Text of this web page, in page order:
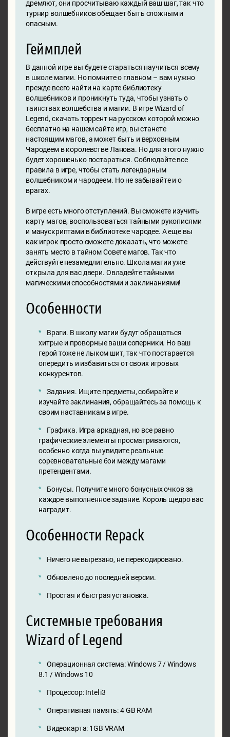
дремлют, они просчитываю каждый ваш шаг, так что
турнир волшебников обещает быть сложным и
опасным.
Геймплей
В данной игре вы будете стараться научиться всему
в школе магии. Но помните о главном – вам нужно
прежде всего найти на карте библиотеку
волшебников и проникнуть туда, чтобы узнать о
таинствах волшебства и магии. В игре Wizard of
Legend, скачать торрент на русском которой можно
бесплатно на нашем сайте игр, вы станете
настоящим магов, а может быть и верховным
Чародеем в королевстве Ланова. Но для этого нужно
будет хорошенько постараться. Соблюдайте все
правила в игре, чтобы стать легендарным
волшебником и чародеем. Но не забывайте и о
врагах.
В игре есть много отступлений. Вы сможете изучить
карту магов, воспользоваться тайными рукописями
и манускриптами в библиотеке чародее. А еще вы
как игрок просто сможете доказать, что можете
занять место в тайном Совете магов. Так что
действуйте незамедлительно. Школа магии уже
открыла для вас двери. Овладейте тайными
магическими способностями и заклинаниями!
Особенности
Враги. В школу магии будут обращаться
хитрые и проворные ваши соперники. Но ваш
герой тоже не лыком шит, так что постарается
опередить и избавиться от своих игровых
конкурентов.
Задания. Ищите предметы, собирайте и
изучайте заклинания, обращайтесь за помощь к
своим наставникам в игре.
Графика. Игра аркадная, но все равно
графические элементы просматриваются,
особенно когда вы увидите реальные
соревновательные бои между магами
претендентами.
Бонусы. Получите много бонусных очков за
каждое выполненное задание. Король щедро вас
наградит.
Особенности Repack
Ничего не вырезано, не перекодировано.
Обновлено до последней версии.
Простая и быстрая установка.
Системные требования
Wizard of Legend
Операционная система: Windows 7 / Windows
8.1 / Windows 10
Процессор: Intel i3
Оперативная память: 4 GB RAM
Видеокарта: 1GB VRAM